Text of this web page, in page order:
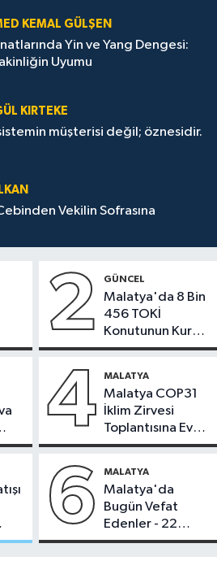
KEMAL GÜLŞEN
Yin ve Yang Dengesi:
Uyumu
KIRTEKE
müşterisi değil; öznesidir.
Vekilin Sofrasına
2 GÜNCEL
Malatya'da 8 Bin
456 TOKİ
Konutunun Kurası
Bugün Çekiliyor
4 MALATYA
Malatya COP31
İklim Zirvesi
Toplantısına Ev
Sahipliği Yaptı
6 MALATYA
Malatya'da
Bugün Vefat
Edenler - 22
Temmuz 2026